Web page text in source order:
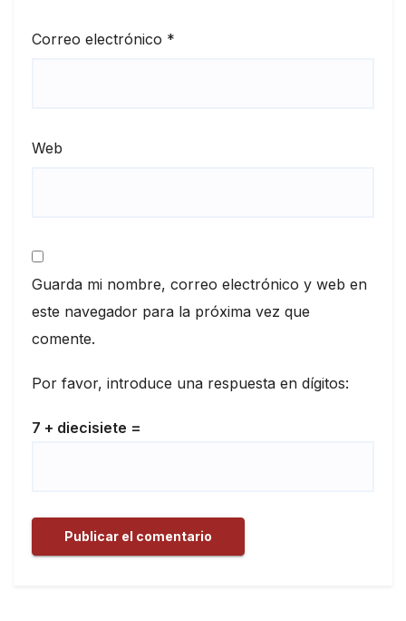
Correo electrónico *
Web
Guarda mi nombre, correo electrónico y web en
este navegador para la próxima vez que
comente.
Por favor, introduce una respuesta en dígitos:
7 + diecisiete =